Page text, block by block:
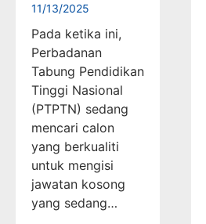
11/13/2025
Pada ketika ini,
Perbadanan
Tabung Pendidikan
Tinggi Nasional
(PTPTN) sedang
mencari calon
yang berkualiti
untuk mengisi
jawatan kosong
yang sedang…